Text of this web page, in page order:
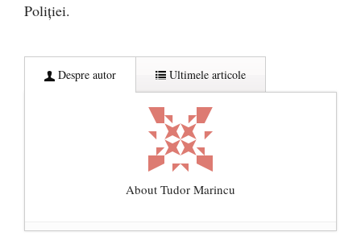
Poliției.
Despre autor Ultimele articole
About Tudor Marincu